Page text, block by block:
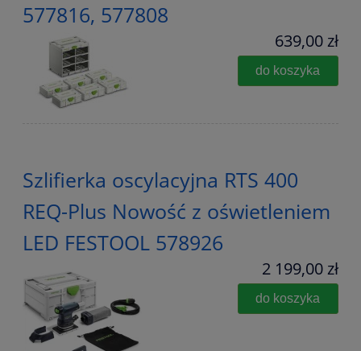
577816, 577808
639,00 zł
do koszyka
Szlifierka oscylacyjna RTS 400
REQ-Plus Nowość z oświetleniem
LED FESTOOL 578926
2 199,00 zł
do koszyka